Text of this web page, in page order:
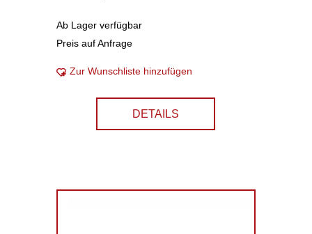
Ab Lager verfügbar
Preis auf Anfrage
Zur Wunschliste hinzufügen
DETAILS